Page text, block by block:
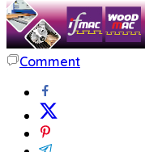
Comment